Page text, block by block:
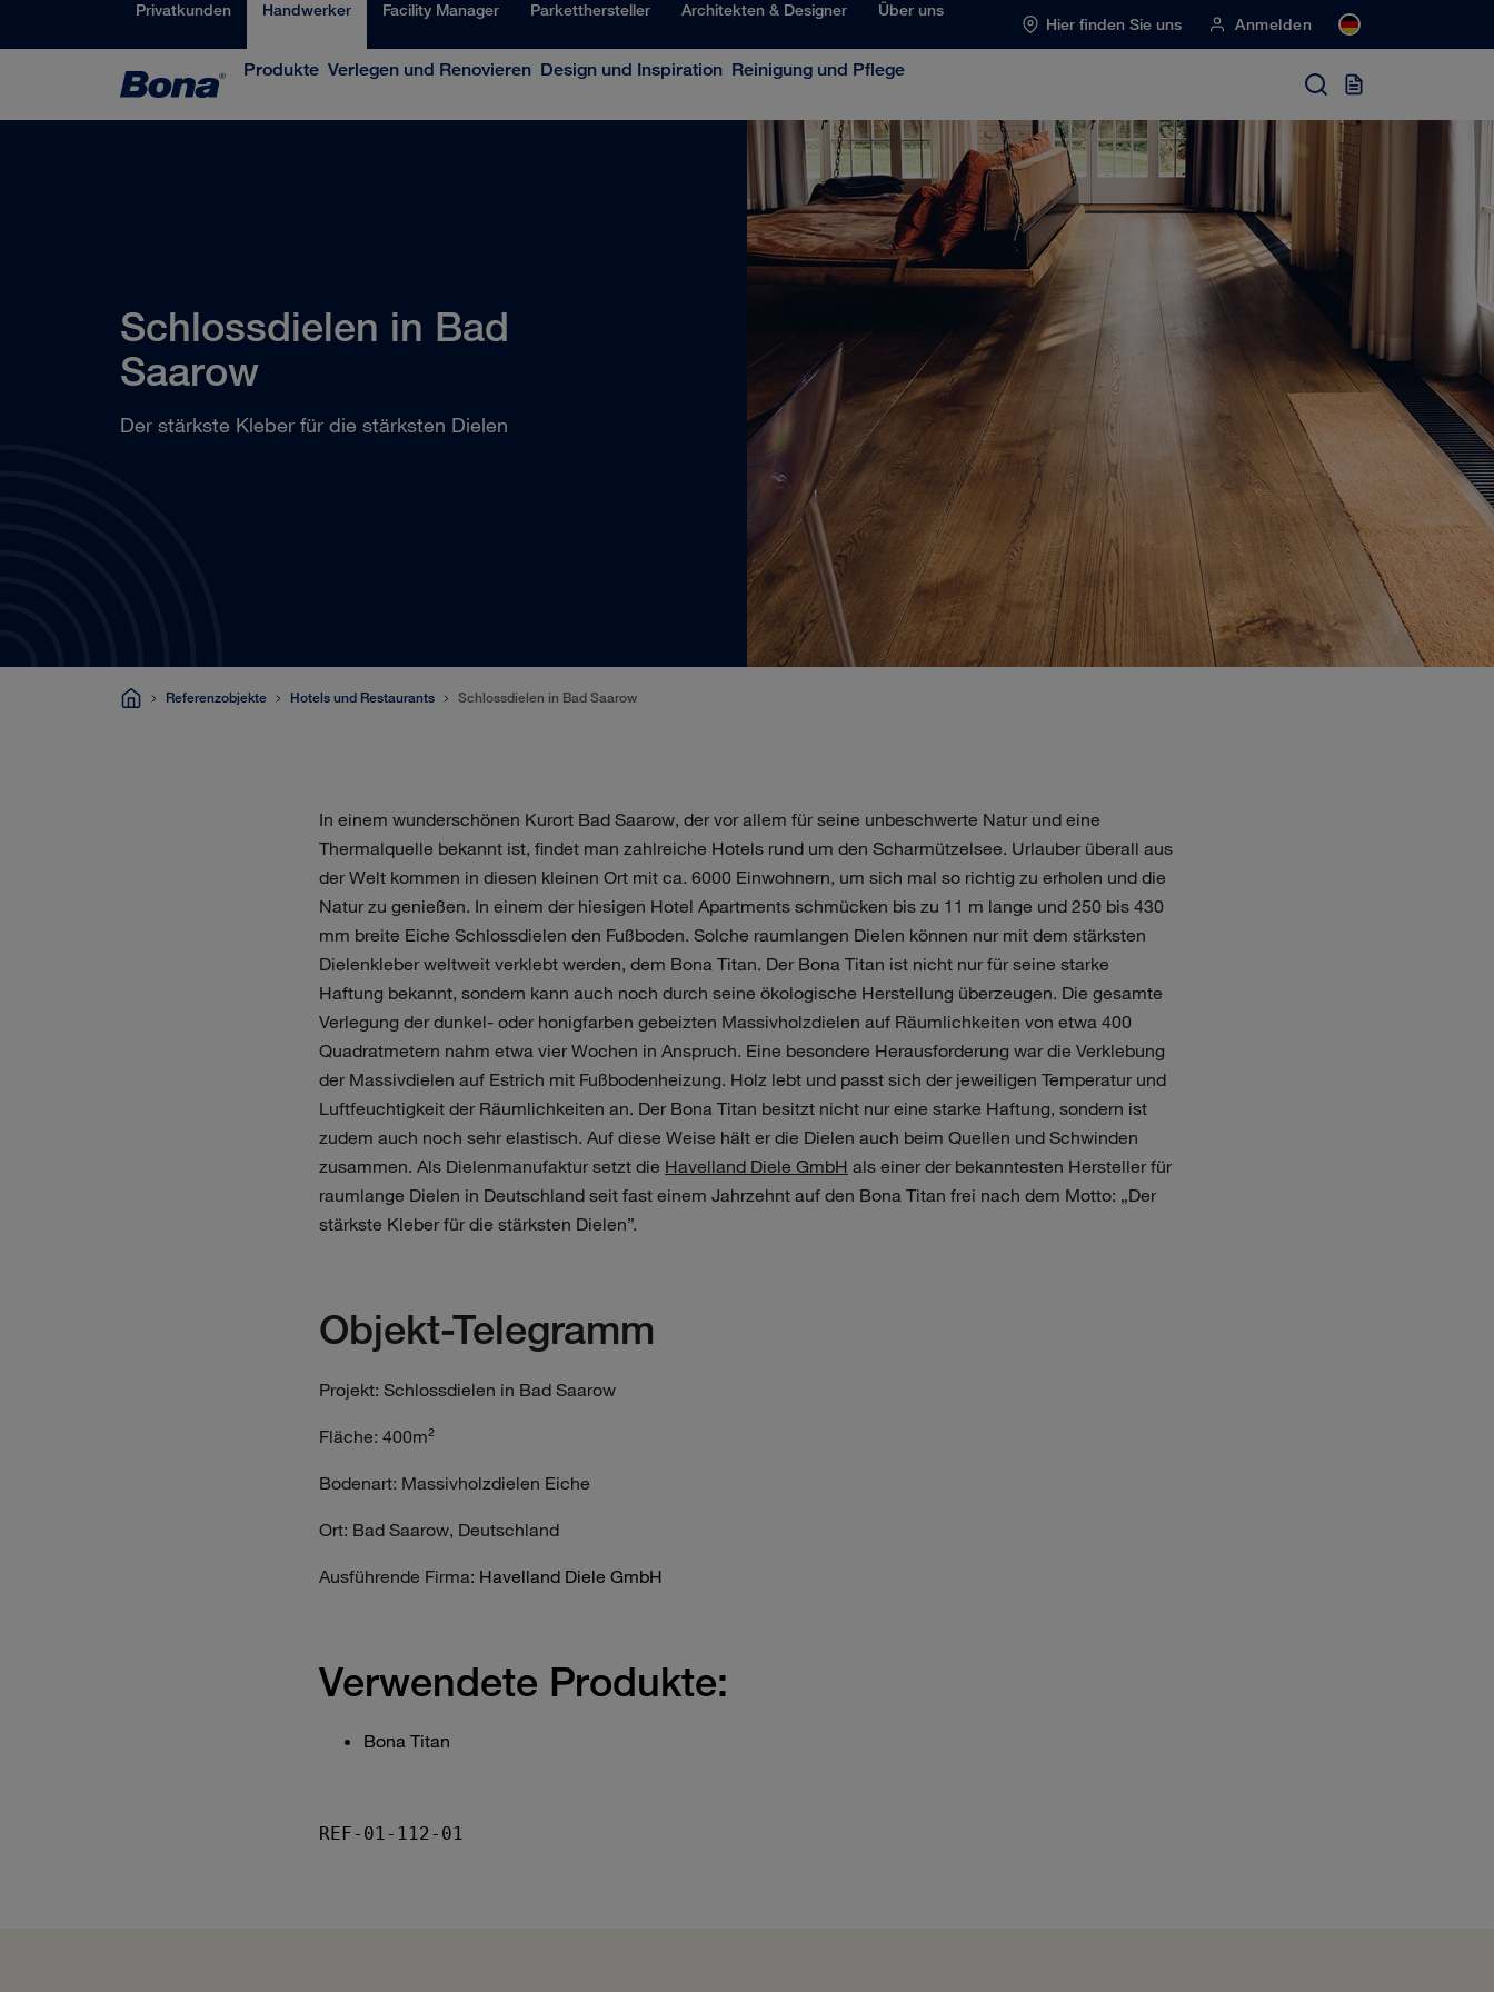
Privatkunden Handwerker Facility Manager Parketthersteller Architekten & Designer Über uns
Hier finden Sie uns Anmelden
Produkte Verlegen und Renovieren Design und Inspiration Reinigung und Pflege
Schlossdielen in Bad
Saarow
Der stärkste Kleber für die stärksten Dielen
Referenzobjekte Hotels und Restaurants Schlossdielen in Bad Saarow
In einem wunderschönen Kurort Bad Saarow, der vor allem für seine unbeschwerte Natur und eine
Thermalquelle bekannt ist, findet man zahlreiche Hotels rund um den Scharmützelsee. Urlauber überall aus
der Welt kommen in diesen kleinen Ort mit ca. 6000 Einwohnern, um sich mal so richtig zu erholen und die
Natur zu genießen. In einem der hiesigen Hotel Apartments schmücken bis zu 11 m lange und 250 bis 430
mm breite Eiche Schlossdielen den Fußboden. Solche raumlangen Dielen können nur mit dem stärksten
Dielenkleber weltweit verklebt werden, dem Bona Titan. Der Bona Titan ist nicht nur für seine starke
Haftung bekannt, sondern kann auch noch durch seine ökologische Herstellung überzeugen. Die gesamte
Verlegung der dunkel- oder honigfarben gebeizten Massivholzdielen auf Räumlichkeiten von etwa 400
Quadratmetern nahm etwa vier Wochen in Anspruch. Eine besondere Herausforderung war die Verklebung
der Massivdielen auf Estrich mit Fußbodenheizung. Holz lebt und passt sich der jeweiligen Temperatur und
Luftfeuchtigkeit der Räumlichkeiten an. Der Bona Titan besitzt nicht nur eine starke Haftung, sondern ist
zudem auch noch sehr elastisch. Auf diese Weise hält er die Dielen auch beim Quellen und Schwinden
zusammen. Als Dielenmanufaktur setzt die Havelland Diele GmbH als einer der bekanntesten Hersteller für
raumlange Dielen in Deutschland seit fast einem Jahrzehnt auf den Bona Titan frei nach dem Motto: „Der
stärkste Kleber für die stärksten Dielen”.
Objekt-Telegramm
Projekt: Schlossdielen in Bad Saarow
Fläche: 400m²
Bodenart: Massivholzdielen Eiche
Ort: Bad Saarow, Deutschland
Ausführende Firma: Havelland Diele GmbH
Verwendete Produkte:
Bona Titan
REF-01-112-01